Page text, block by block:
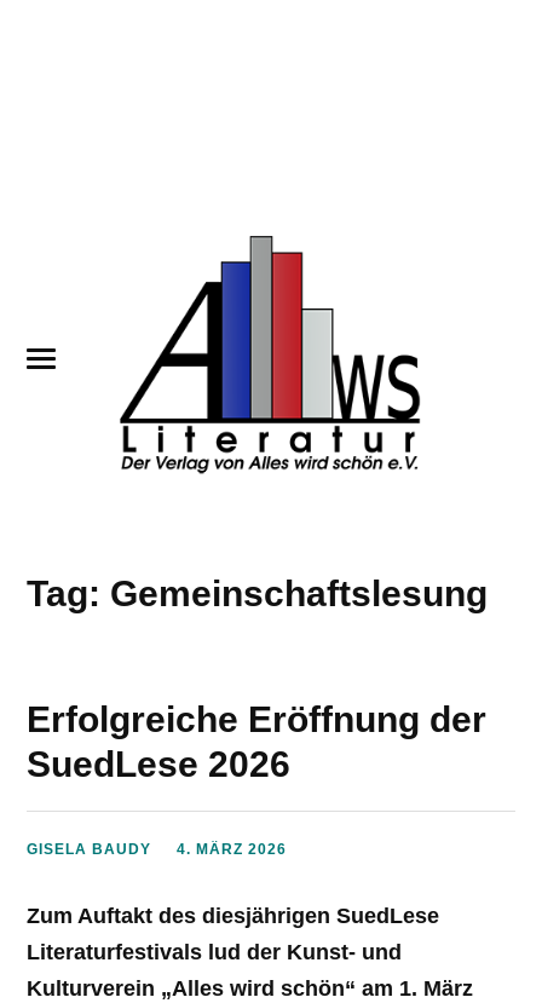
Tag: Gemeinschaftslesung
Erfolgreiche Eröffnung der
SuedLese 2026
GISELA BAUDY 4. MÄRZ 2026
Zum Auftakt des diesjährigen SuedLese
Literaturfestivals lud der Kunst- und
Kulturverein „Alles wird schön“ am 1. März